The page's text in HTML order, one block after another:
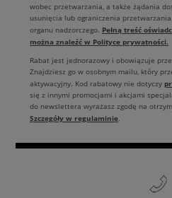
wobec przetwarzania, a także żądania
usunięcia lub ograniczenia
organu nadzorczego. Pełną treść
można znaleźć w Polityce prywatności.
Rabat jest jednorazowy i obowiązuje
Znajdziesz go w osobnym mailu, który
aktywacyjny. Kod rabatowy nie dotyczy
się z innymi promocjami i akcjami
do newslettera wyrażasz zgodę na
Szczegóły w regulaminie.